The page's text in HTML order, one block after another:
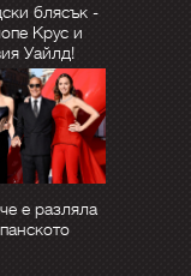
блясък -
Крус и
Уайлд!
е разляла